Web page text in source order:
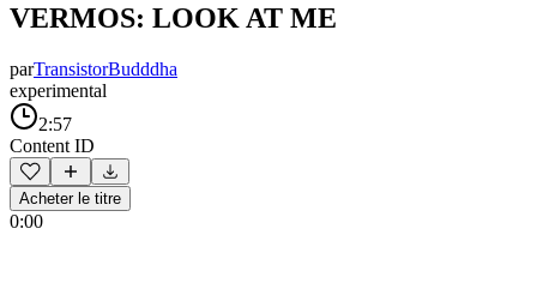
VERMOS: LOOK AT ME
parTransistorBudddha
experimental
2:57
Content ID
Acheter le titre
0:00